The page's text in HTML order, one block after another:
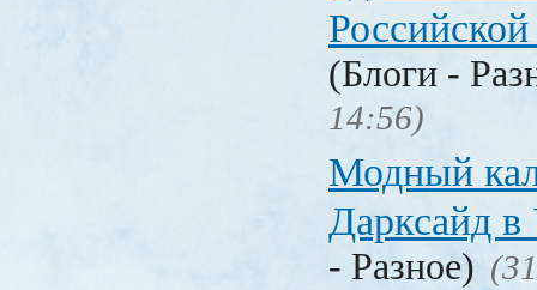
(Блоги -
14:56)
Модный
Дарксайд в
- Разное)